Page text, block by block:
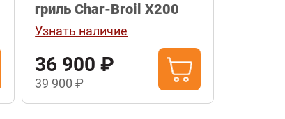
гриль Char-Broil Х200
Узнать наличие
36 900 ₽
39 900 ₽